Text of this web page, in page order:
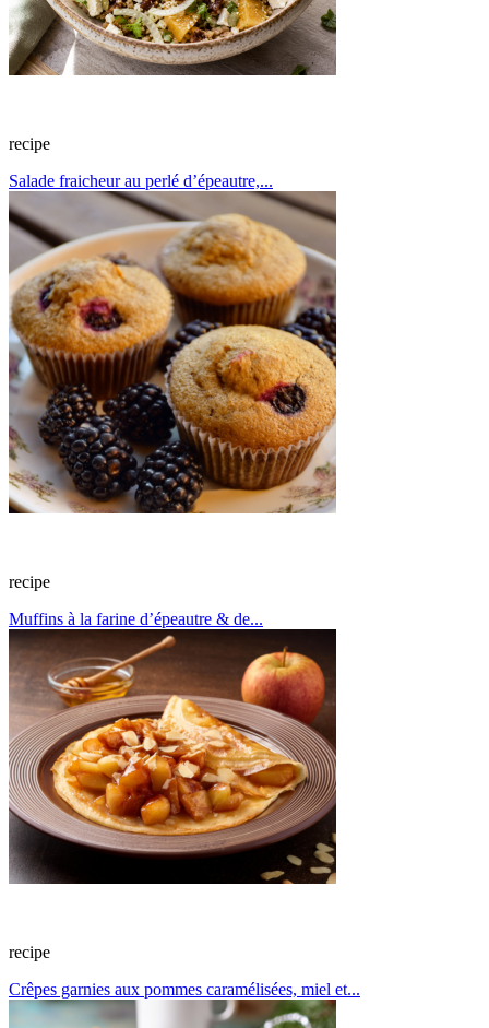
recipe
Salade fraicheur au perlé d’épeautre,...
recipe
Muffins à la farine d’épeautre & de...
recipe
Crêpes garnies aux pommes caramélisées, miel et...